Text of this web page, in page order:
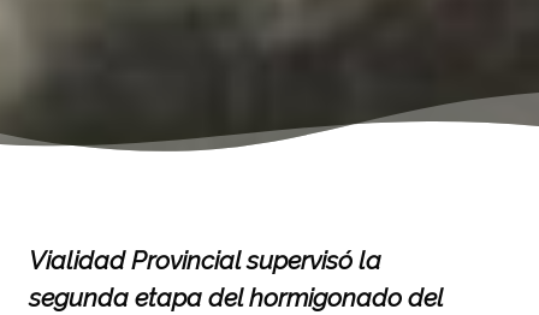
Vialidad Provincial supervisó la
segunda etapa del hormigonado del